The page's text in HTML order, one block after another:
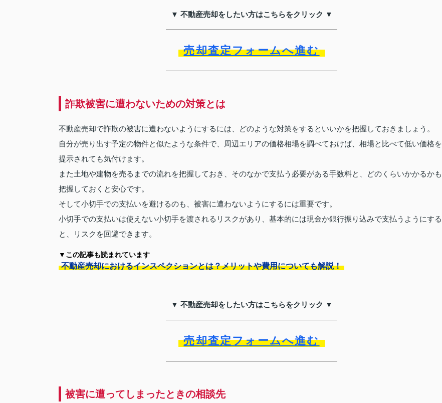
▼ 不動産売却をしたい方はこちらをクリック ▼
売却査定フォームへ進む
詐欺被害に遭わないための対策とは
不動産売却で詐欺の被害に遭わないようにするには、どのような対策をするといいかを把握しておきましょう。
自分が売り出す予定の物件と似たような条件で、周辺エリアの価格相場を調べておけば、相場と比べて低い価格を
提示されても気付けます。
また土地や建物を売るまでの流れを把握しておき、そのなかで支払う必要がある手数料と、どのくらいかかるかも
把握しておくと安心です。
そして小切手での支払いを避けるのも、被害に遭わないようにするには重要です。
小切手での支払いは使えない小切手を渡されるリスクがあり、基本的には現金か銀行振り込みで支払うようにする
と、リスクを回避できます。
▼この記事も読まれています
不動産売却におけるインスペクションとは？メリットや費用についても解説！
▼ 不動産売却をしたい方はこちらをクリック ▼
売却査定フォームへ進む
被害に遭ってしまったときの相談先